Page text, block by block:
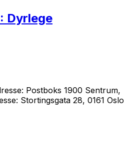
Dyrlege
Postboks 1900 Sentrum,
Stortingsgata 28, 0161 Oslo